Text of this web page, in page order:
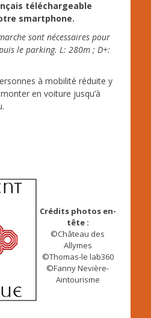
téléchargeable
smartphone.
sont nécessaires pour
le parking. L: 280m ; D+:
à mobilité réduite y
en voiture jusqu’à
Crédits photos en-
tête :
©Château des
Allymes
©Thomas-le lab360
©Fanny Nevière-
Aintourisme